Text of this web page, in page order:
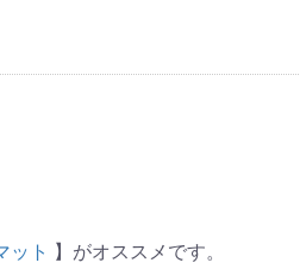
ット 】がオススメです。